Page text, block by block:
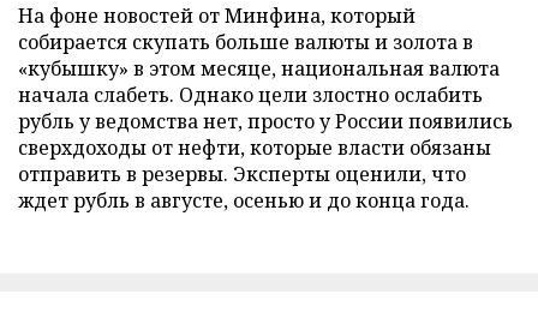
На фоне новостей от Минфина, который
собирается скупать больше валюты и золота в
«кубышку» в этом месяце, национальная валюта
начала слабеть. Однако цели злостно ослабить
рубль у ведомства нет, просто у России появились
сверхдоходы от нефти, которые власти обязаны
отправить в резервы. Эксперты оценили, что
ждет рубль в августе, осенью и до конца года.